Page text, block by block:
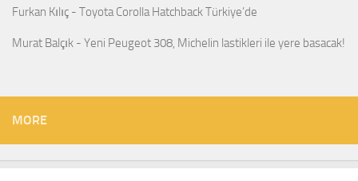
Furkan Kılıç - Toyota Corolla Hatchback Türkiye’de
Murat Balçık - Yeni Peugeot 308, Michelin lastikleri ile yere basacak!
MORE